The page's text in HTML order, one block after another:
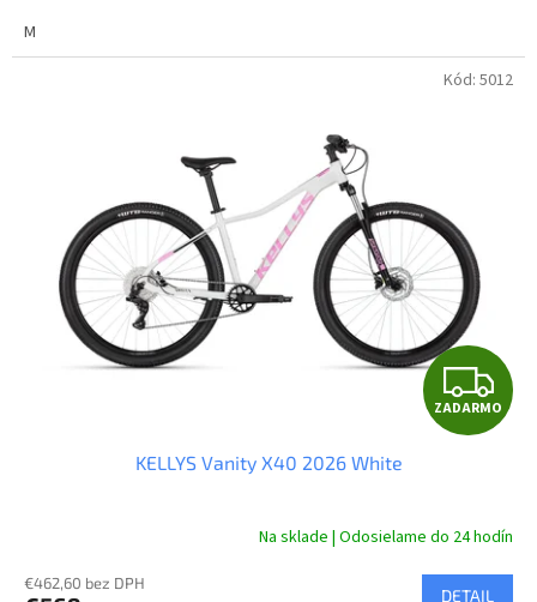
M
Z
A
A
R
ZADARMO
KELLYS Vanity X40 2026 White
Na sklade | Odosielame do 24 hodín
€462,60 bez DPH
DETAIL
Kód: 5012